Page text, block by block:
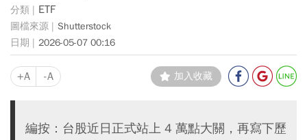
ETF
Shutterstock
2026-05-07 00:16
+A -A 加入收藏
編按：台股近日正式站上 4 萬點大關，再寫下歷